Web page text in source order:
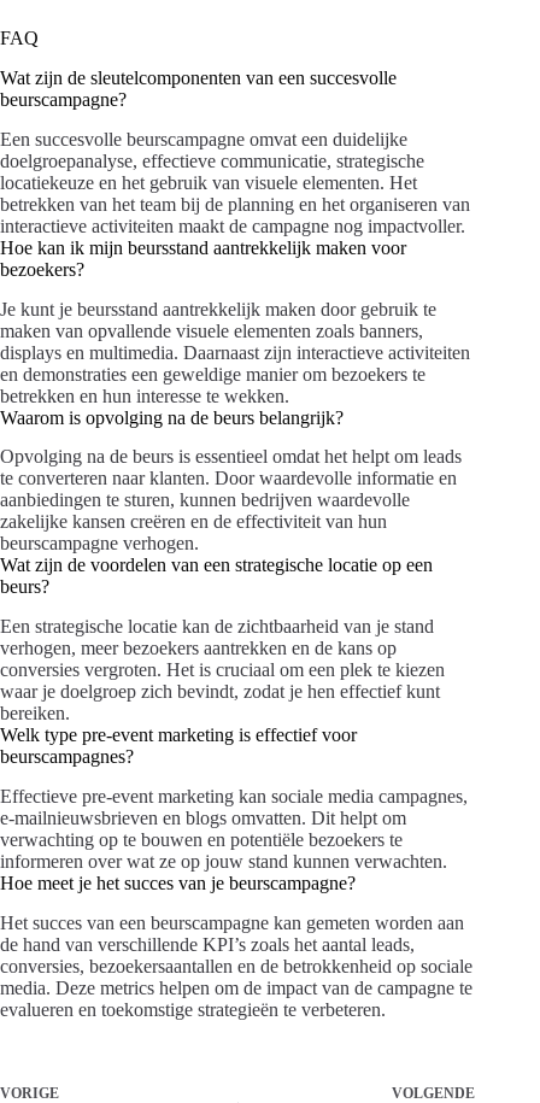
FAQ
Wat zijn de sleutelcomponenten van een succesvolle
beurscampagne?
Een succesvolle beurscampagne omvat een duidelijke
doelgroepanalyse, effectieve communicatie, strategische
locatiekeuze en het gebruik van visuele elementen. Het
betrekken van het team bij de planning en het organiseren van
interactieve activiteiten maakt de campagne nog impactvoller.
Hoe kan ik mijn beursstand aantrekkelijk maken voor
bezoekers?
Je kunt je beursstand aantrekkelijk maken door gebruik te
maken van opvallende visuele elementen zoals banners,
displays en multimedia. Daarnaast zijn interactieve activiteiten
en demonstraties een geweldige manier om bezoekers te
betrekken en hun interesse te wekken.
Waarom is opvolging na de beurs belangrijk?
Opvolging na de beurs is essentieel omdat het helpt om leads
te converteren naar klanten. Door waardevolle informatie en
aanbiedingen te sturen, kunnen bedrijven waardevolle
zakelijke kansen creëren en de effectiviteit van hun
beurscampagne verhogen.
Wat zijn de voordelen van een strategische locatie op een
beurs?
Een strategische locatie kan de zichtbaarheid van je stand
verhogen, meer bezoekers aantrekken en de kans op
conversies vergroten. Het is cruciaal om een plek te kiezen
waar je doelgroep zich bevindt, zodat je hen effectief kunt
bereiken.
Welk type pre-event marketing is effectief voor
beurscampagnes?
Effectieve pre-event marketing kan sociale media campagnes,
e-mailnieuwsbrieven en blogs omvatten. Dit helpt om
verwachting op te bouwen en potentiële bezoekers te
informeren over wat ze op jouw stand kunnen verwachten.
Hoe meet je het succes van je beurscampagne?
Het succes van een beurscampagne kan gemeten worden aan
de hand van verschillende KPI’s zoals het aantal leads,
conversies, bezoekersaantallen en de betrokkenheid op sociale
media. Deze metrics helpen om de impact van de campagne te
evalueren en toekomstige strategieën te verbeteren.
VORIGE VOLGENDE